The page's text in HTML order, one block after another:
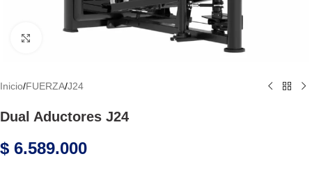
Inicio/FUERZA/J24
Dual Aductores J24
$ 6.589.000